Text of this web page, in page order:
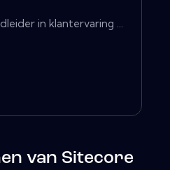
in klantervaring ...
van Sitecore